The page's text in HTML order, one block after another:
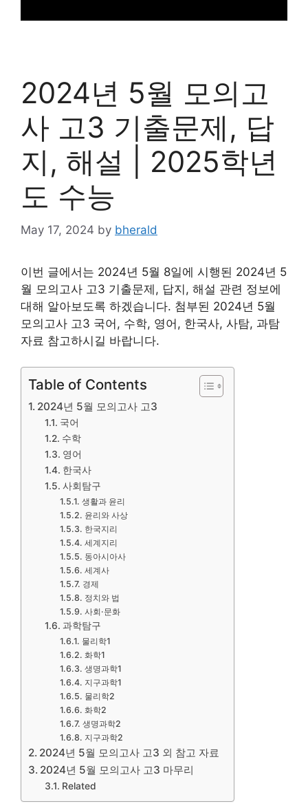
2024년 5월 모의고
사 고3 기출문제, 답
지, 해설 | 2025학년
도 수능
May 17, 2024 by bherald
이번 글에서는 2024년 5월 8일에 시행된 2024년 5
월 모의고사 고3 기출문제, 답지, 해설 관련 정보에
대해 알아보도록 하겠습니다. 첨부된 2024년 5월
모의고사 고3 국어, 수학, 영어, 한국사, 사탐, 과탐
자료 참고하시길 바랍니다.
Table of Contents
2024년 5월 모의고사 고3
국어
수학
영어
한국사
사회탐구
생활과 윤리
윤리와 사상
한국지리
세계지리
동아시아사
세계사
경제
정치와 법
사회·문화
과학탐구
물리학1
화학1
생명과학1
지구과학1
물리학2
화학2
생명과학2
지구과학2
2024년 5월 모의고사 고3 외 참고 자료
2024년 5월 모의고사 고3 마무리
Related